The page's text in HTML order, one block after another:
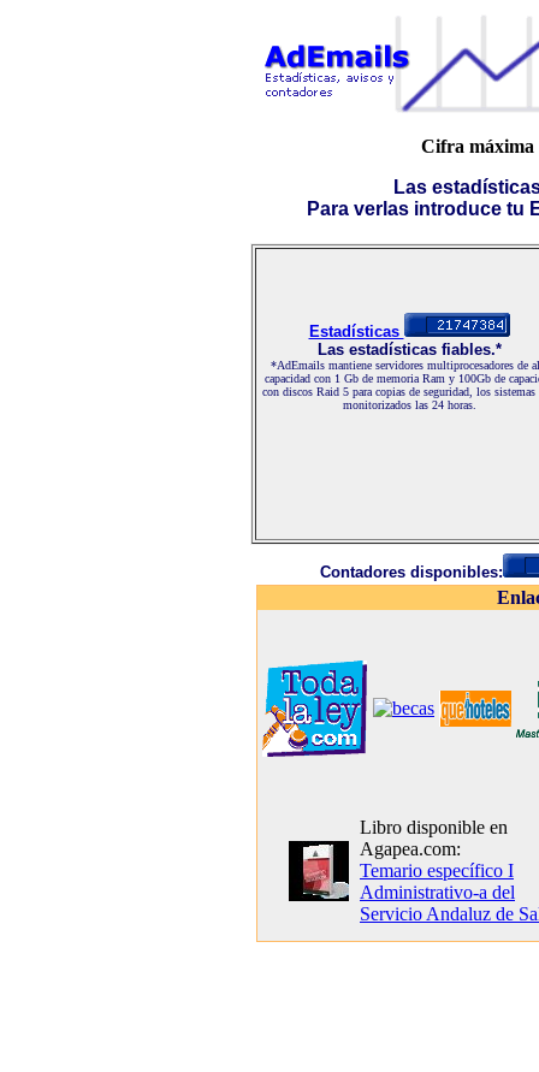
Cifra máxima
Las
Para verlas introduce tu
Estadísticas
Las estadísticas fiables.*
*AdEmails mantiene servidores multiprocesadores de
capacidad con 1 Gb de memoria Ram y 100Gb de
con discos Raid 5 para copias de seguridad, los sistemas
monitorizados las 24 horas.
Contadores disponibles:
Libro disponible en
Agapea.com:
Temario específico I
Administrativo-a del
Servicio Andaluz de